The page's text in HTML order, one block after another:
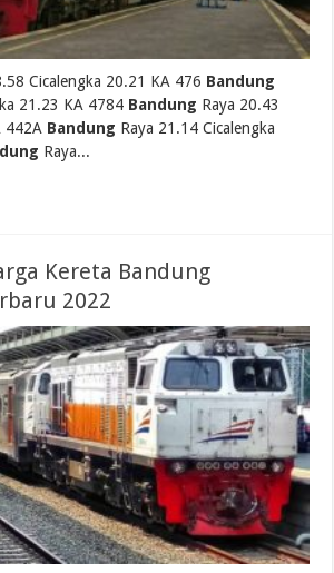
Cicalengka 20.21 KA 476 Bandung
21.23 KA 4784 Bandung Raya 20.43
442A Bandung Raya 21.14 Cicalengka
Raya...
Kereta Bandung
2022